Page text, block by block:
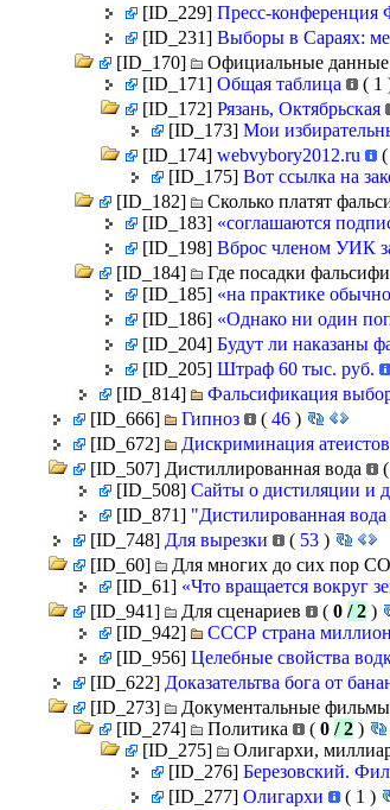
[ID_229] Пресс-конференция
[ID_231] Выборы в Сараях:
[ID_170]
Официальные данные
[ID_171] Общая таблица ( 1
[ID_172] Рязань, Октябрьская
[ID_173] Мои
[ID_174] webvybory2012.ru (
[ID_175] Вот ссылка на
[ID_182]
Сколько платят
[ID_183] «соглашаются
[ID_198] Вброс членом УИК
[ID_184]
Где посадки
[ID_185] «на практике
[ID_186] «Однако ни один
[ID_204] Будут ли наказаны
[ID_205] Штраф 60 тыс. руб.
[ID_814]
Фальсификация
[ID_666]
Гипноз ( 46 )
[ID_672]
Дискриминация атеистов
[ID_507] Дистиллированная вода
(
[ID_508] Сайты о дистиляции и
[ID_871] "Дистилированная вода
[ID_748] Для вырезки ( 53 )
[ID_60]
Для многих до сих
[ID_61] «Что вращается вокруг
[ID_941]
Для сценариев ( 0 / 2 )
[ID_942]
СССР страна
[ID_956] Целебные свойства
[ID_622] Доказательтва бога от
[ID_273]
Документальные фильмы
[ID_274]
Политика ( 0 / 2 )
[ID_275]
Олигархи,
[ID_276] Березовский.
[ID_277] Олигархи ( 1 )